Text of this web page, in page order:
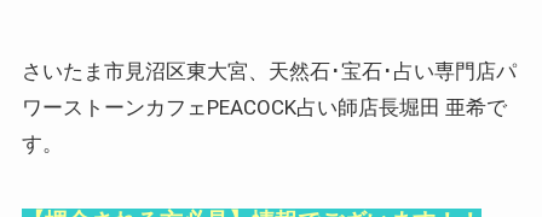
さいたま市見沼区東大宮、天然石･宝石･占い専門店パ
ワーストーンカフェPEACOCK占い師店長堀田 亜希で
す。